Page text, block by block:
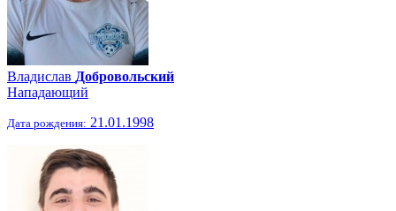
Владислав Добровольский
Нападающий
Дата рождения: 21.01.1998